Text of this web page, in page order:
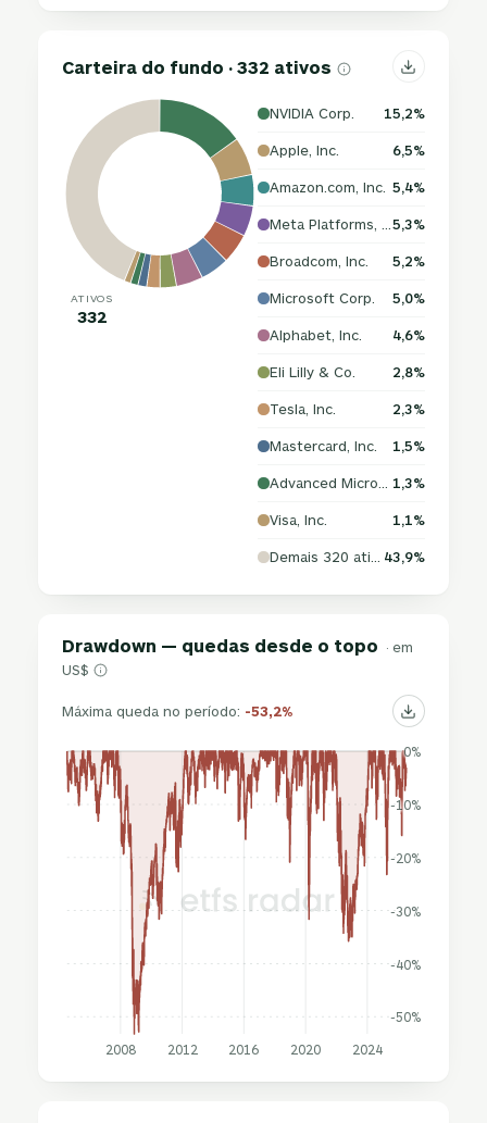
Carteira do fundo · 332 ativos
ATIVOS
332
NVIDIA Corp. 15,2%
Apple, Inc. 6,5%
Amazon.com, Inc. 5,4%
5,3%
Broadcom, Inc. 5,2%
Microsoft Corp. 5,0%
Alphabet, Inc. 4,6%
Eli Lilly & Co. 2,8%
Tesla, Inc. 2,3%
Mastercard, Inc. 1,5%
1,3%
Visa, Inc. 1,1%
43,9%
Drawdown — quedas desde o topo · em
US$
Máxima queda no período: -53,2%
-50%
-40%
-30%
-20%
-10%
0%
2008 2012 2016 2020 2024